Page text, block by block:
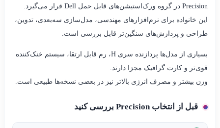
Precision در گروه ورک‌استیشن‌های قابل حمل Dell قرار می‌گیرد.
این خانواده برای نرم‌افزارهای مهندسی، مدل‌سازی سه‌بعدی، تدوین،
طراحی و پردازش‌های سنگین‌تر قابل بررسی است.
بسیاری از مدل‌ها پردازنده سری H، رم قابل ارتقا، سیستم خنک‌کننده
قوی‌تر و کارت گرافیک مجزا دارند.
وزن بیشتر و مصرف انرژی بالاتر نیز در بعضی نسخه‌ها طبیعی است.
قبل از انتخاب Precision بررسی کنید